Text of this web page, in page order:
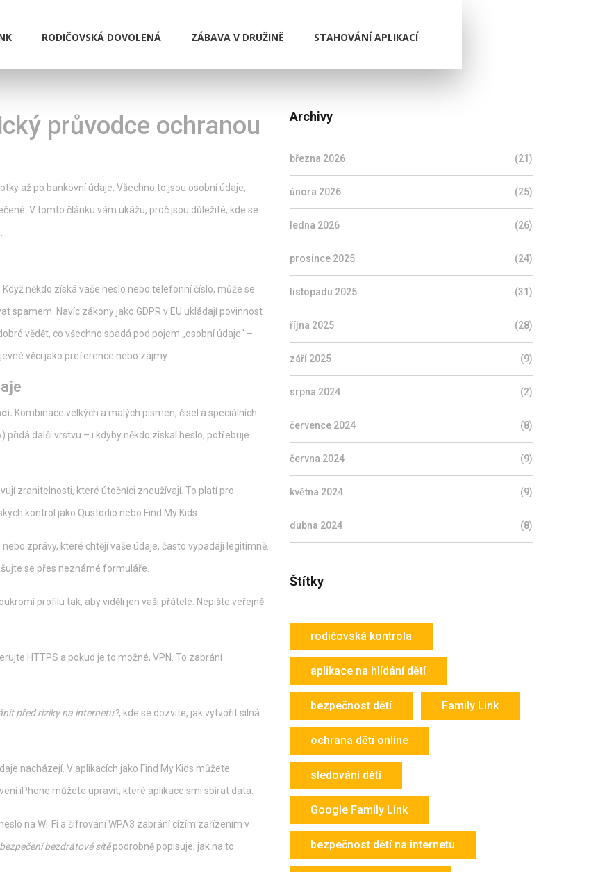
RODIČOVSKÁ DOVOLENÁ ZÁBAVA V DRUŽINĚ STAHOVÁNÍ APLIKACÍ
průvodce ochranou
až po bankovní údaje. Všechno to jsou osobní údaje,
V tomto článku vám ukážu, proč jsou důležité, kde se
někdo získá vaše heslo nebo telefonní číslo, může se
spamem. Navíc zákony jako GDPR v EU ukládají povinnost
vědět, co všechno spadá pod pojem „osobní údaje“ –
věci jako preference nebo zájmy.
Kombinace velkých a malých písmen, čísel a speciálních
další vrstvu – i kdyby někdo získal heslo, potřebuje
zranitelnosti, které útočníci zneužívají. To platí pro
kontrol jako Qustodio nebo Find My Kids.
nebo zprávy, které chtějí vaše údaje, často vypadají legitimně.
se přes neznámé formuláře.
profilu tak, aby viděli jen vaši přátelé. Nepište veřejně
HTTPS a pokud je to možné, VPN. To zabrání
před riziky na internetu?, kde se dozvíte, jak vytvořit silná
nacházejí. V aplikacích jako Find My Kids můžete
iPhone můžete upravit, které aplikace smí sbírat data.
na Wi‑Fi a šifrování WPA3 zabrání cizím zařízením v
bezdrátové sítěpodrobně popisuje, jak na to.
Archivy
března 2026 (21)
února 2026 (25)
ledna 2026 (26)
prosince 2025 (24)
listopadu 2025 (31)
října 2025 (28)
září 2025 (9)
srpna 2024 (2)
července 2024 (8)
června 2024 (9)
května 2024 (9)
dubna 2024 (8)
Štítky
rodičovská kontrola
aplikace na hlídání dětí
bezpečnost dětí Family Link
ochrana dětí online
sledování dětí
Google Family Link
bezpečnost dětí na internetu